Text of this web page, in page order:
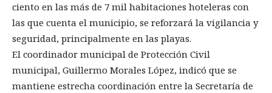
ciento en las más de 7 mil habitaciones hoteleras con
las que cuenta el municipio, se reforzará la vigilancia y
seguridad, principalmente en las playas.
El coordinador municipal de Protección Civil
municipal, Guillermo Morales López, indicó que se
mantiene estrecha coordinación entre la Secretaría de